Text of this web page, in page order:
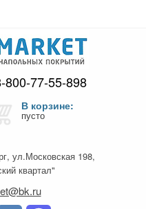
800-77-55-898
В корзине:
пусто
ул.Московская 198,
квартал"